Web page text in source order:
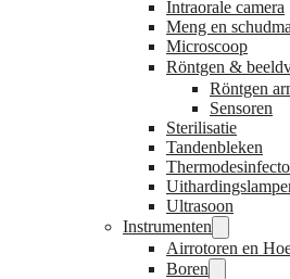
Intraorale camera
Meng en
Microscoop
Röntgen &
Röntgen
Sensoren
Sterilisatie
Tandenbleken
Ultrasoon
Instrumenten
Airrotoren en
Boren